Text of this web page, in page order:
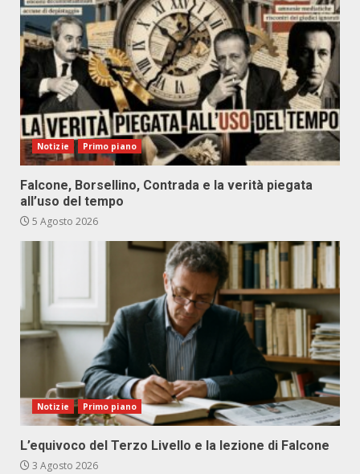
Notizie Primo piano
Falcone, Borsellino, Contrada e la verità piegata
all’uso del tempo
5 Agosto 2026
Notizie Primo piano
L’equivoco del Terzo Livello e la lezione di Falcone
3 Agosto 2026